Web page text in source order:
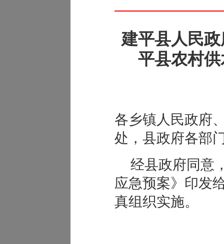
建平县人民
平县农村
各乡镇人民政府
处，县政府各部
经县政府同意
应急预案》印发
真组织实施。